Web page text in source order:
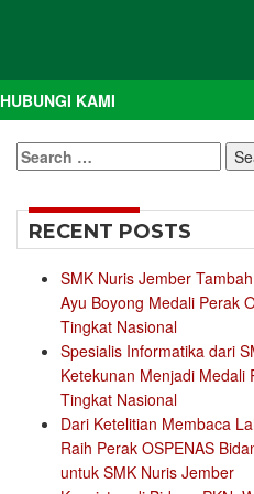
HUBUNGI KAMI
Search
for:
RECENT POSTS
SMK Nuris Jember
Ayu Boyong Medali Perak
Tingkat Nasional
Spesialis Informatika dari
Ketekunan Menjadi Medali
Tingkat Nasional
Dari Ketelitian Membaca
Raih Perak OSPENAS
untuk SMK Nuris Jember